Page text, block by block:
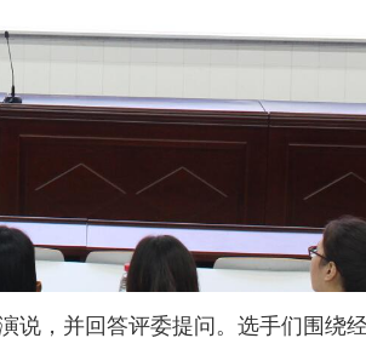
说，并回答评委提问。选手们围绕